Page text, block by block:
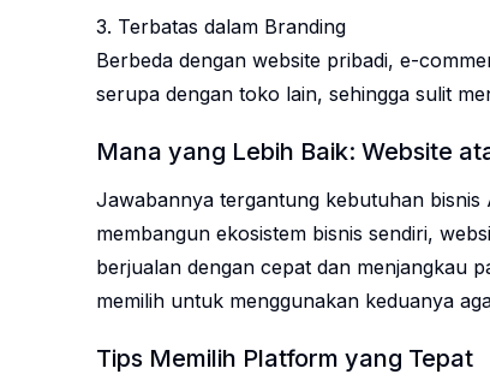
3. Terbatas dalam Branding
Berbeda dengan website pribadi, e-
serupa dengan toko lain, sehingga sulit
Mana yang Lebih Baik: Website
Jawabannya tergantung kebutuhan
membangun ekosistem bisnis sendiri,
berjualan dengan cepat dan menjangkau
memilih untuk menggunakan keduanya
Tips Memilih Platform yang Tepat